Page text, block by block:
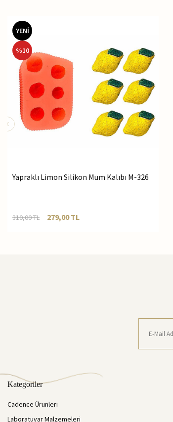
YENİ
%10
Yapraklı Limon Silikon Mum Kalıbı M-326
310,00TL 279,00TL
Kategoriler
Cadence Ürünleri
Laboratuvar Malzemeleri